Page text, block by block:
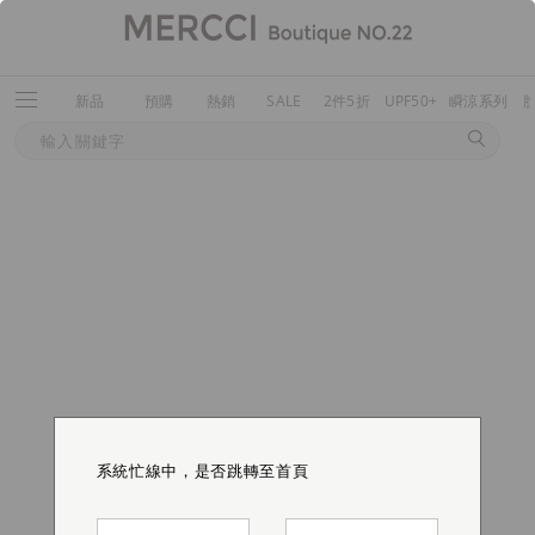
新品 預購 熱銷 SALE 2件5折 UPF50+ 瞬涼系列
系統忙線中，是否跳轉至首頁
系統忙線中，是否跳轉至首頁
系統忙線中，是否跳轉至首頁
系統忙線中，是否跳轉至首頁
系統忙線中，是否跳轉至首頁